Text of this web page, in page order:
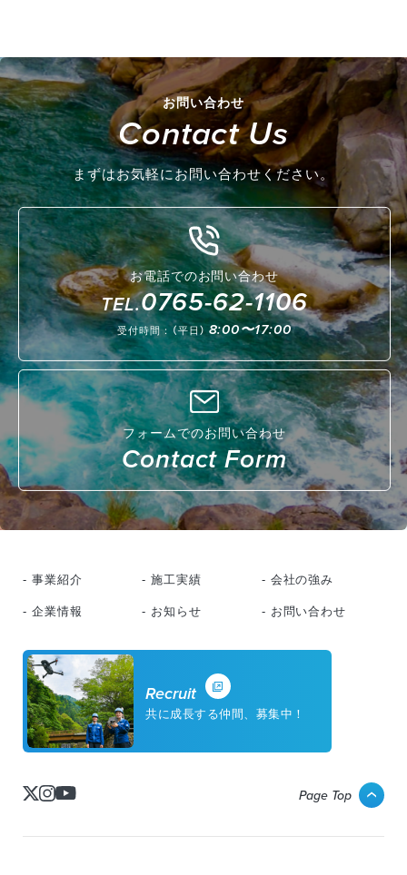
お問い合わせ
Contact Us
まずはお気軽にお問い合わせください。
お電話でのお問い合わせ
TEL.0765-62-1106
受付時間：（平日） 8:00〜17:00
フォームでのお問い合わせ
Contact Form
- 事業紹介 - 施工実績 - 会社の強み
- 企業情報 - お知らせ - お問い合わせ
Recruit
共に成長する仲間、募集中！
Page Top